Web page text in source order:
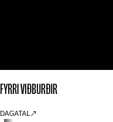
FYRRI VIÐBURÐIR
DAGATAL